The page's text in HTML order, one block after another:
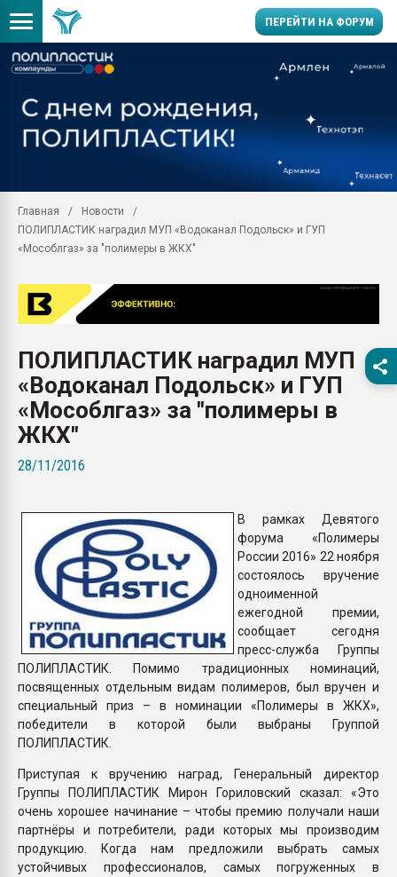
ПЕРЕЙТИ НА ФОРУМ
заводу пластмасс"
первый план в
28.07.2026
ситуацией на
Всё, что касается
Главная
Новости
ПОЛИПЛАСТИК наградил МУП «Водоканал Подольск» и ГУП
«Мособлгаз» за "полимеры в ЖКХ"
ПОЛИПЛАСТИК наградил МУП
«Водоканал Подольск» и ГУП
«Мособлгаз» за "полимеры в
ЖКХ"
28/11/2016
В рамках Девятого
форума «Полимеры
России 2016» 22 ноября
состоялось вручение
одноименной
ежегодной премии,
сообщает сегодня
пресс-служба Группы
ПОЛИПЛАСТИК. Помимо традиционных номинаций,
посвященных отдельным видам полимеров, был вручен и
специальный приз – в номинации «Полимеры в ЖКХ»,
победители в которой были выбраны Группой
ПОЛИПЛАСТИК.
Приступая к вручению наград, Генеральный директор
Группы ПОЛИПЛАСТИК Мирон Гориловский сказал: «Это
очень хорошее начинание – чтобы премию получали наши
партнёры и потребители, ради которых мы производим
продукцию. Когда нам предложили выбрать самых
устойчивых профессионалов, самых погруженных в